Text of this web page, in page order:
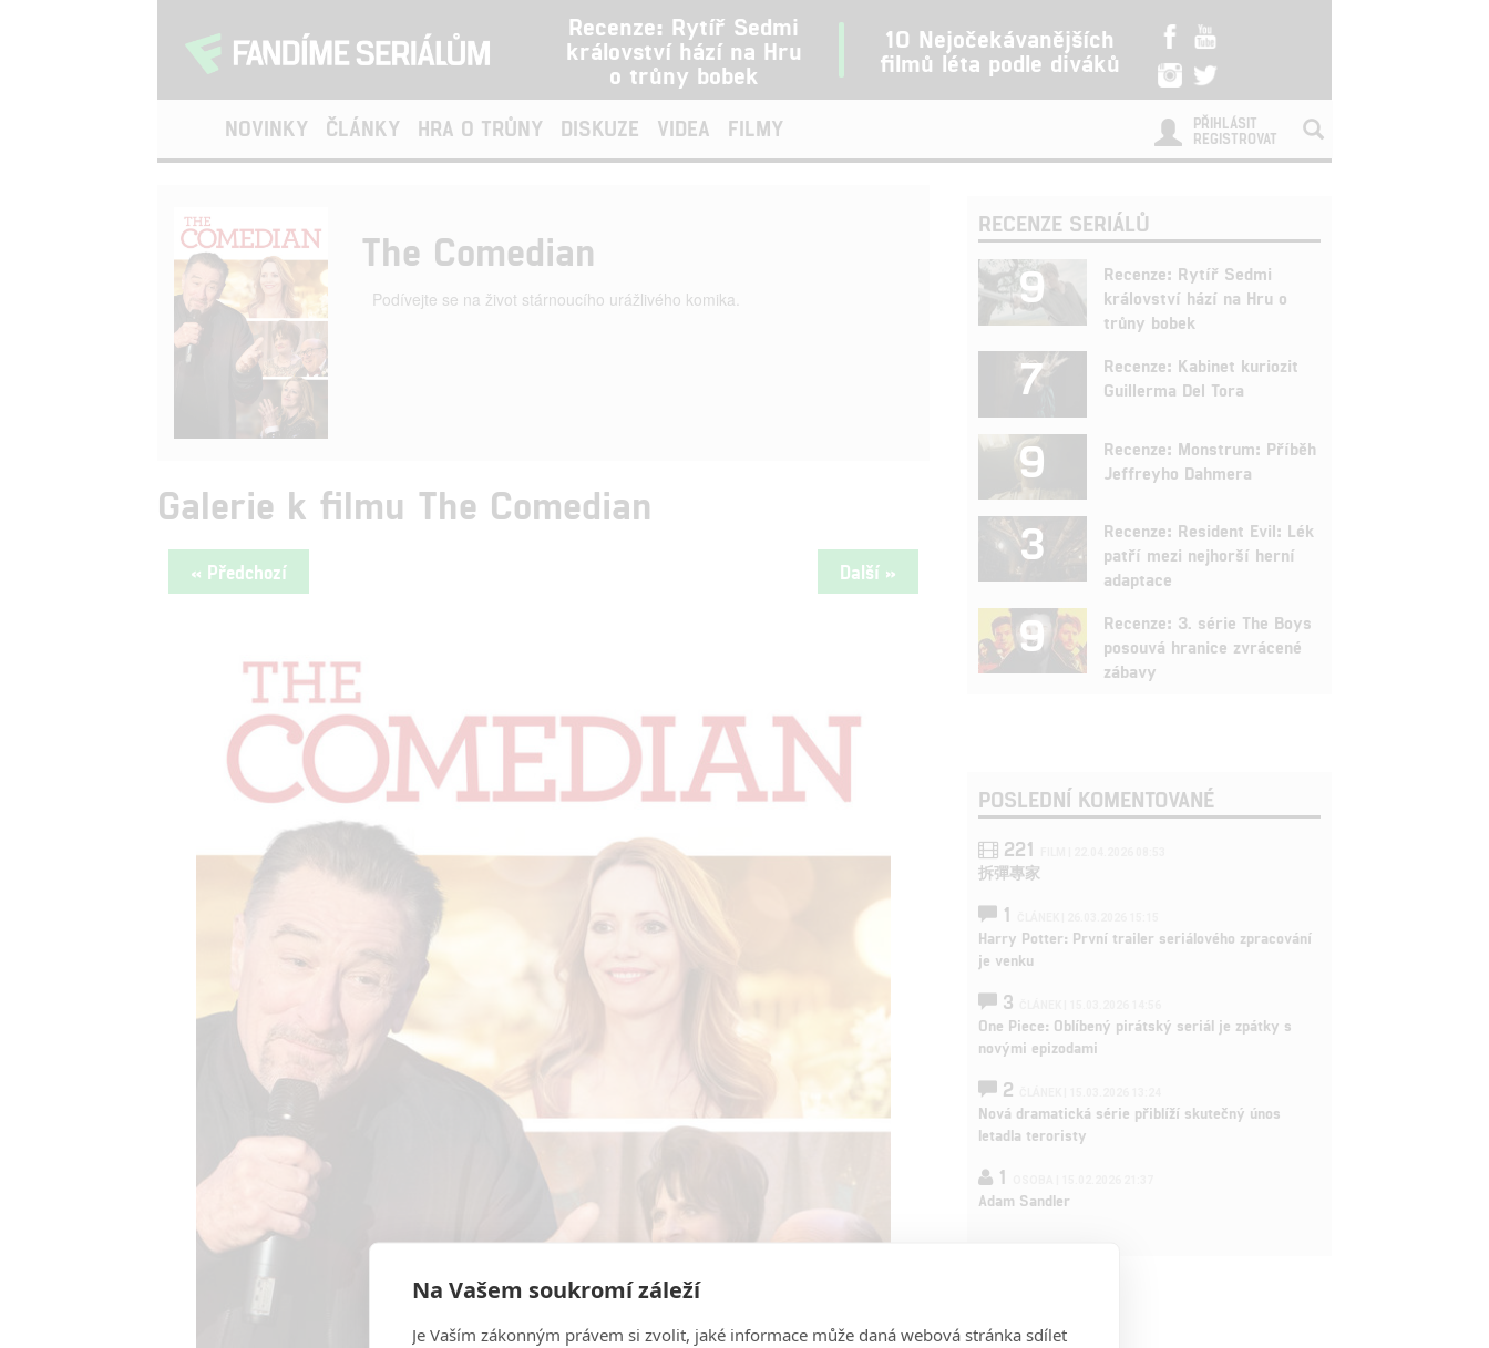
Recenze: Rytíř Sedmi
království hází na Hru
o trůny bobek
10 Nejočekávanějších
filmů léta podle diváků
NOVINKY ČLÁNKY HRA O TRŮNY DISKUZE VIDEA FILMY
PŘIHLÁSIT
REGISTROVAT
The Comedian
Podívejte se na život stárnoucího urážlivého komika.
Galerie k filmu The Comedian
« Předchozí Další »
RECENZE SERIÁLŮ
9
Recenze: Rytíř Sedmi
království hází na Hru o
trůny bobek
7
Recenze: Kabinet kuriozit
Guillerma Del Tora
9
Recenze: Monstrum: Příběh
Jeffreyho Dahmera
3
Recenze: Resident Evil: Lék
patří mezi nejhorší herní
adaptace
9
Recenze: 3. série The Boys
posouvá hranice zvrácené
zábavy
POSLEDNÍ KOMENTOVANÉ
221
拆彈專家
1
Harry Potter: První trailer seriálového zpracování
je venku
3
One Piece: Oblíbený pirátský seriál je zpátky s
novými epizodami
2
Nová dramatická série přiblíží skutečný únos
letadla teroristy
1
Adam Sandler
Na Vašem soukromí záleží
Je Vaším zákonným právem si zvolit, jaké informace může daná webová stránka sdílet